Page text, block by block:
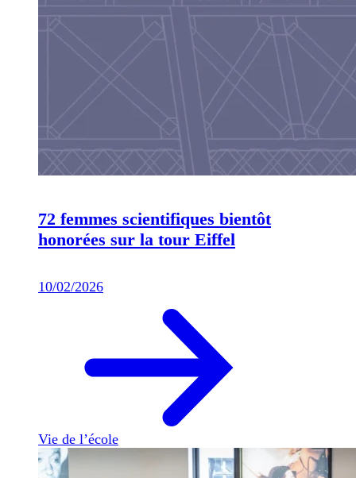
72 femmes scientifiques bientôt
honorées sur la tour Eiffel
10/02/2026
Vie de l’école